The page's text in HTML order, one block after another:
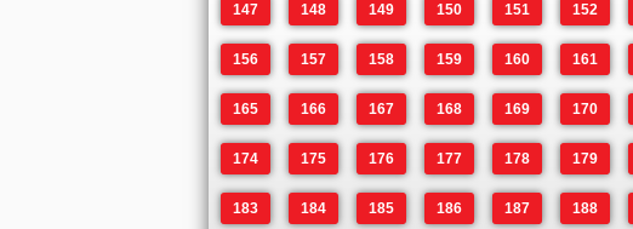
147 148 149 150 151 152
156 157 158 159 160 161
165 166 167 168 169 170
174 175 176 177 178 179
183 184 185 186 187 188